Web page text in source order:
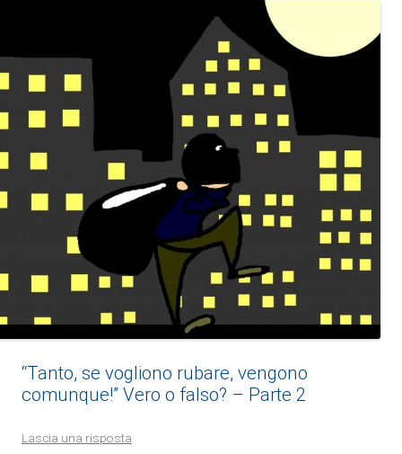
“Tanto, se vogliono rubare, vengono
comunque!” Vero o falso? – Parte 2
Lascia una risposta